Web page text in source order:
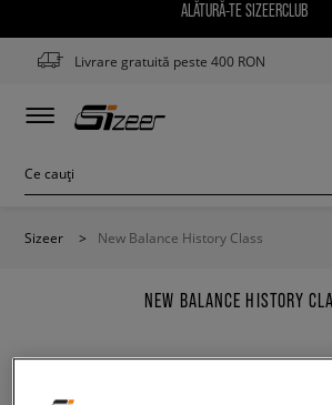
ALĂTURĂ-TE SIZEERCLUB
Livrare gratuită peste 400 RON
Sizeer > New Balance History Class
NEW BALANCE HISTORY